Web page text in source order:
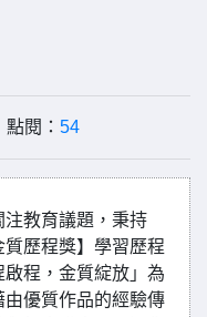
閱： 54
教育議題，秉持
質歷程獎】學習歷程
程，金質綻放」為
優質作品的經驗傳